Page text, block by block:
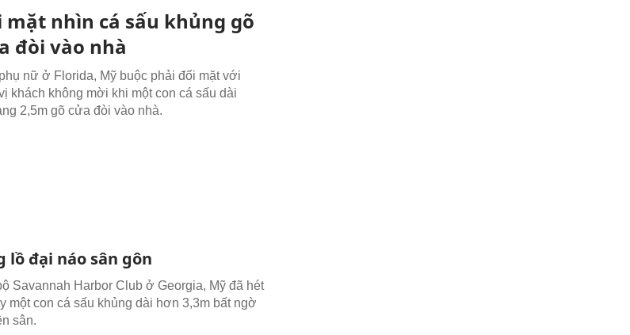
mặt nhìn cá sấu khủng gõ
đòi vào nhà
nữ ở Florida, Mỹ buộc phải đối mặt với
khách không mời khi một con cá sấu dài
2,5m gõ cửa đòi vào nhà.
lồ đại náo sân gôn
Savannah Harbor Club ở Georgia, Mỹ đã hét
một con cá sấu khủng dài hơn 3,3m bất ngờ
sân.